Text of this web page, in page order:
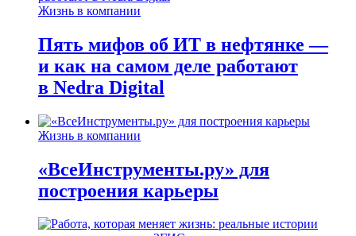
Жизнь в компании
Пять мифов об ИТ в нефтянке —
и как на самом деле работают
в Nedra Digital
Жизнь в компании
«ВсеИнструменты.ру» для
построения карьеры